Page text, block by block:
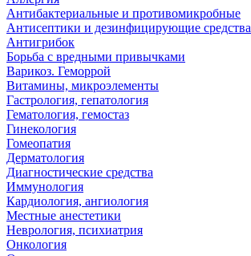
Антибактериальные и противомикробные
Антисептики и дезинфицирующие средства
Антигрибок
Борьба с вредными привычками
Варикоз. Геморрой
Витамины, микроэлементы
Гастрология, гепатология
Гематология, гемостаз
Гинекология
Гомеопатия
Дерматология
Диагностические средства
Иммунология
Кардиология, ангиология
Местные анестетики
Неврология, психиатрия
Онкология